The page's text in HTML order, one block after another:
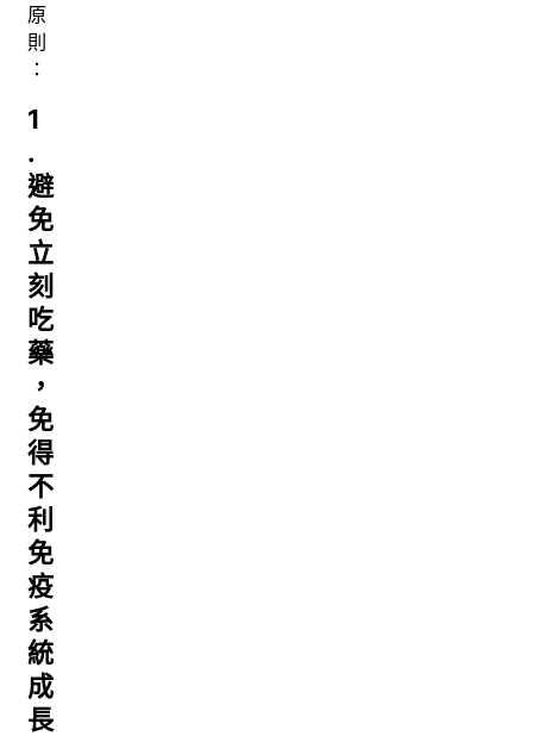
原
則
：
1
.
避
免
立
刻
吃
藥
，
免
得
不
利
免
疫
系
統
成
長